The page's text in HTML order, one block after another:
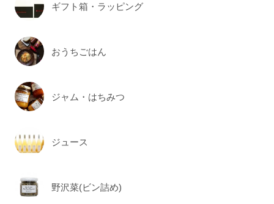
ギフト箱・ラッピング
おうちごはん
ジャム・はちみつ
ジュース
野沢菜(ビン詰め)